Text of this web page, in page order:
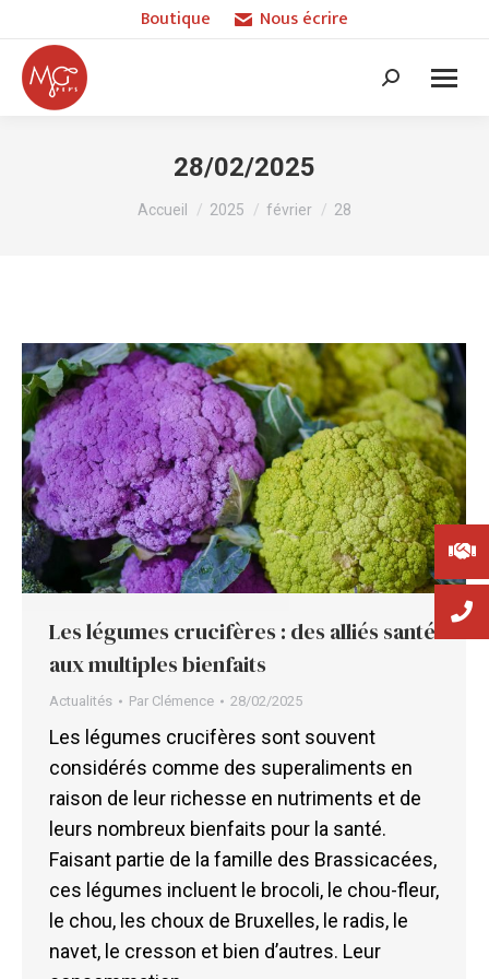
Boutique Nous écrire
Recherche
28/02/2025
Vous êtes ici :
Accueil 2025 février 28
Les légumes crucifères : des alliés santé
aux multiples bienfaits
Actualités Par Clémence 28/02/2025
Les légumes crucifères sont souvent
considérés comme des superaliments en
raison de leur richesse en nutriments et de
leurs nombreux bienfaits pour la santé.
Faisant partie de la famille des Brassicacées,
ces légumes incluent le brocoli, le chou-fleur,
le chou, les choux de Bruxelles, le radis, le
navet, le cresson et bien d’autres. Leur